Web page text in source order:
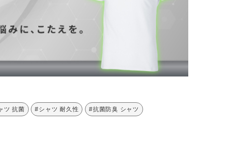
WAVE PROPHECY 13.2
ツ 抗菌 #シャツ 耐久性 #抗菌防臭 シャツ